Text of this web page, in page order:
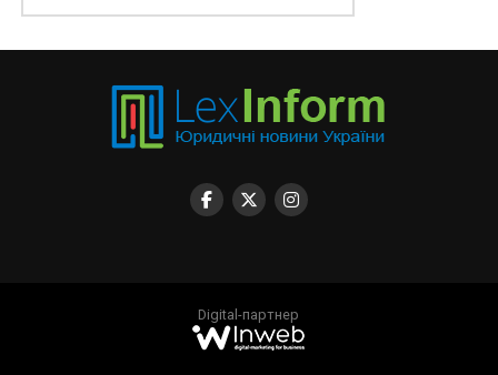
Digital-партнер